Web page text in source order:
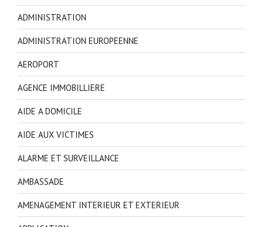
ADMINISTRATION
ADMINISTRATION EUROPEENNE
AEROPORT
AGENCE IMMOBILLIERE
AIDE A DOMICILE
AIDE AUX VICTIMES
ALARME ET SURVEILLANCE
AMBASSADE
AMENAGEMENT INTERIEUR ET EXTERIEUR